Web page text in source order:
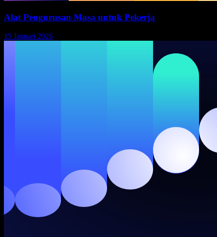
Alat Pengurusan Masa untuk Pekerja
15 Januari 2026